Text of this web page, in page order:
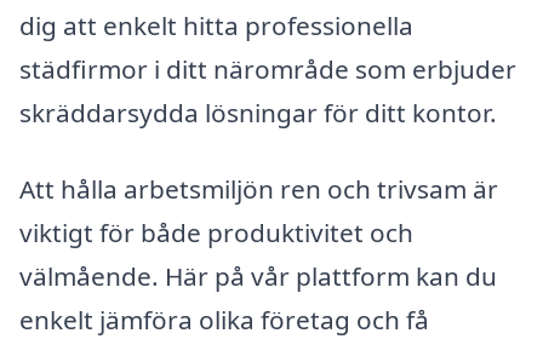
dig att enkelt hitta professionella
städfirmor i ditt närområde som erbjuder
skräddarsydda lösningar för ditt kontor.
Att hålla arbetsmiljön ren och trivsam är
viktigt för både produktivitet och
välmående. Här på vår plattform kan du
enkelt jämföra olika företag och få